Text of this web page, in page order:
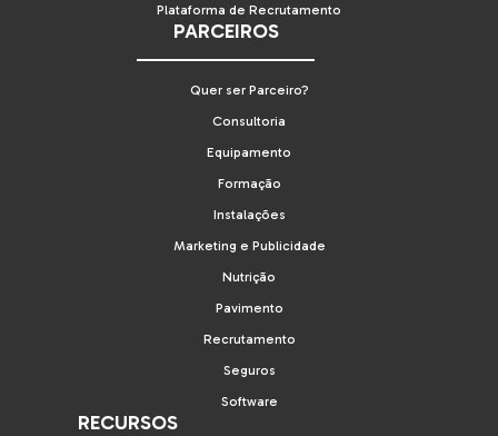
Plataforma de Recrutamento
PARCEIROS
Quer ser Parceiro?
Consultoria
Equipamento
Formação
Instalações
Marketing e Publicidade
Nutrição
Pavimento
Recrutamento
Seguros
Software
RECURSOS